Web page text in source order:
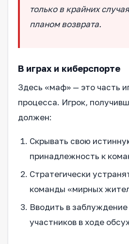
только в крайних
планом возврата.
В играх и киберспорте
Здесь «маф» — это часть
процесса. Игрок,
должен:
Скрывать свою
принадлежность к
Стратегически
команды «мирных
Вводить в заблуждение
участников в ходе